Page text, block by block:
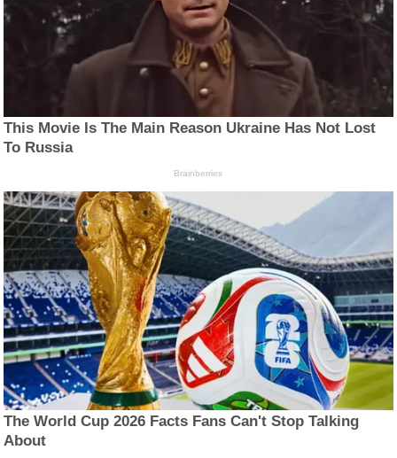
This Movie Is The Main Reason Ukraine Has Not Lost
To Russia
Brainberries
The World Cup 2026 Facts Fans Can't Stop Talking
About